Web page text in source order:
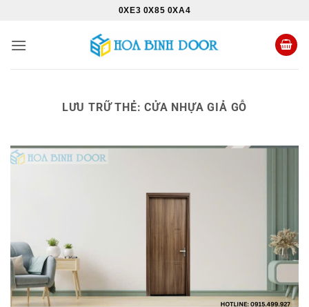
nội
0XE3 0X85 0XA4
LƯU TRỮ THẺ:CỬA NHỰA GIẢ GỖ